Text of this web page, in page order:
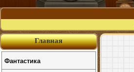
Главная
Фантастика